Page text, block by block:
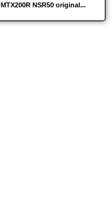
MTX200R NSR50 original...